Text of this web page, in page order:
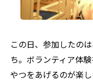
この日、参加したの
ち。ボランティア体
やつをあげるのが楽